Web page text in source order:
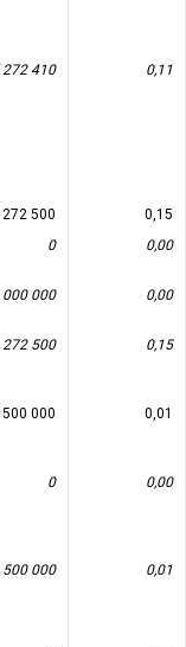
272 410 0,11
500
0,15
0 0,00
000 000 0,00
272 500 0,15
000 0,01
0 0,00
000 0,01